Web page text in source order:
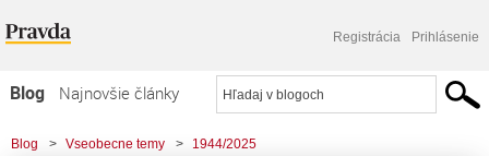
Registrácia Prihlásenie
Blog
Najnovšie články
Najčítanejšie články
Blog > Vseobecne temy > 1944/2025